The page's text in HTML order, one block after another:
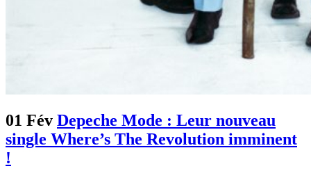
01 Fév Depeche Mode : Leur nouveau
single Where’s The Revolution imminent
!